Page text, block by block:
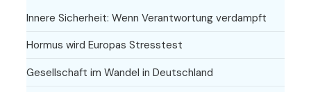
Innere Sicherheit: Wenn Verantwortung verdampft
Hormus wird Europas Stresstest
Gesellschaft im Wandel in Deutschland